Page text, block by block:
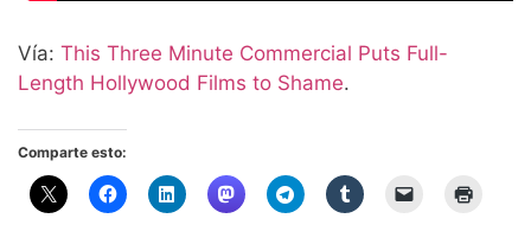
Vía: This Three Minute Commercial Puts Full-
Length Hollywood Films to Shame.
Comparte esto: